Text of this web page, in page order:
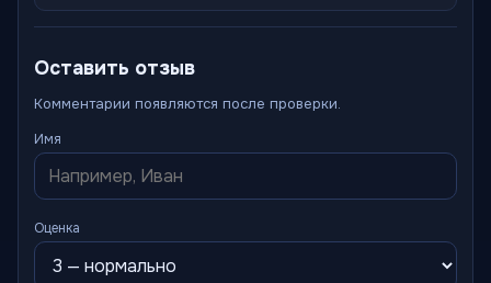
Оставить отзыв
Комментарии появляются после проверки.
Имя
Оценка